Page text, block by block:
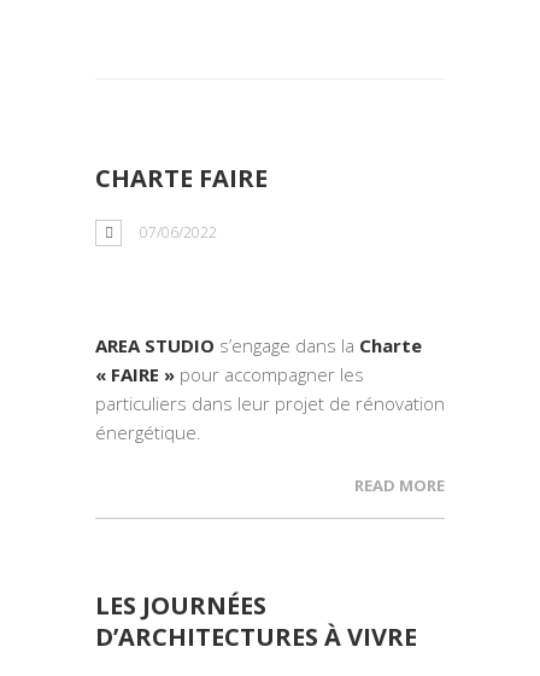
CHARTE FAIRE
07/06/2022
AREA STUDIO s’engage dans la Charte
« FAIRE » pour accompagner les
particuliers dans leur projet de rénovation
énergétique.
READ MORE
LES JOURNÉES
D’ARCHITECTURES À VIVRE